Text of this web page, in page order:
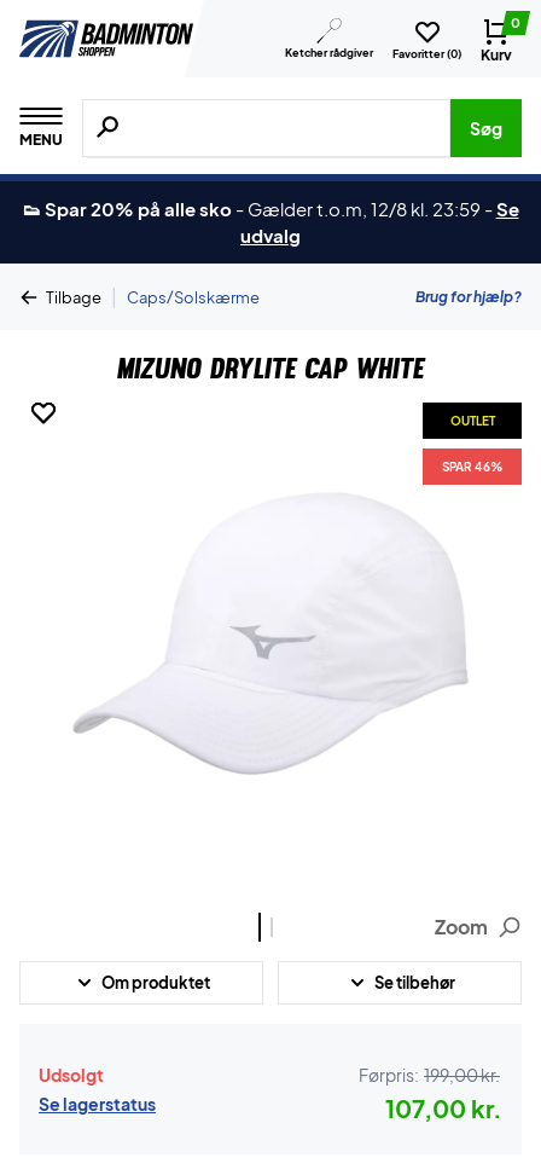
Ketcher rådgiver Favoritter (0)
0
Kurv
MENU
Søg efter produkter, mærker etc.
Søg
👟 Spar 20% på alle sko - Gælder t.o.m, 12/8 kl. 23:59 -Se
udvalg
Tilbage | Caps/Solskærme Brug for hjælp?
Mizuno DryLite Cap White
OUTLET
SPAR 46%
OUTLET
SPAR 46%
Zoom
Om produktet Se tilbehør
Udsolgt
Se lagerstatus
Førpris: 199,00 kr.
107,00 kr.